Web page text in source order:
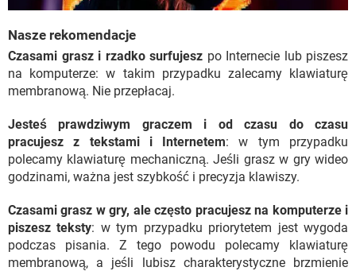
Nasze rekomendacje
Czasami grasz i rzadko surfujesz po Internecie lub piszesz
na komputerze: w takim przypadku zalecamy klawiaturę
membranową. Nie przepłacaj.
Jesteś prawdziwym graczem i od czasu do czasu
pracujesz z tekstami i Internetem: w tym przypadku
polecamy klawiaturę mechaniczną. Jeśli grasz w gry wideo
godzinami, ważna jest szybkość i precyzja klawiszy.
Czasami grasz w gry, ale często pracujesz na komputerze i
piszesz teksty: w tym przypadku priorytetem jest wygoda
podczas pisania. Z tego powodu polecamy klawiaturę
membranową, a jeśli lubisz charakterystyczne brzmienie